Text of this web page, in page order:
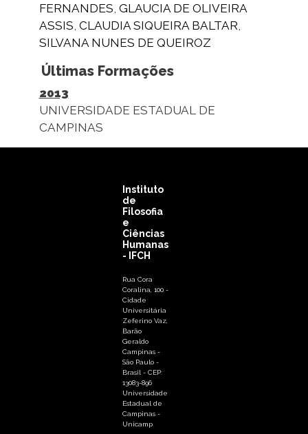
FERNANDES GLAUCIA DE OLIVEIRA
ASSIS CLAUDIA SIQUEIRA BALTAR
SILVANA NUNES DE QUEIROZ
Últimas Formações
2013
UNIVERSIDADE ESTADUAL DE
CAMPINAS
Instituto
de
Filosofia
e
Ciências
Humanas
- IFCH
Rua Cora
Coralina, 100 -
Cidade
Universitária
Zeferino Vaz,
Barão
Geraldo
Campinas -
São Paulo -
Brasil - CEP:
13083-896
Universidade
Estadual de
Campinas -
Unicamp